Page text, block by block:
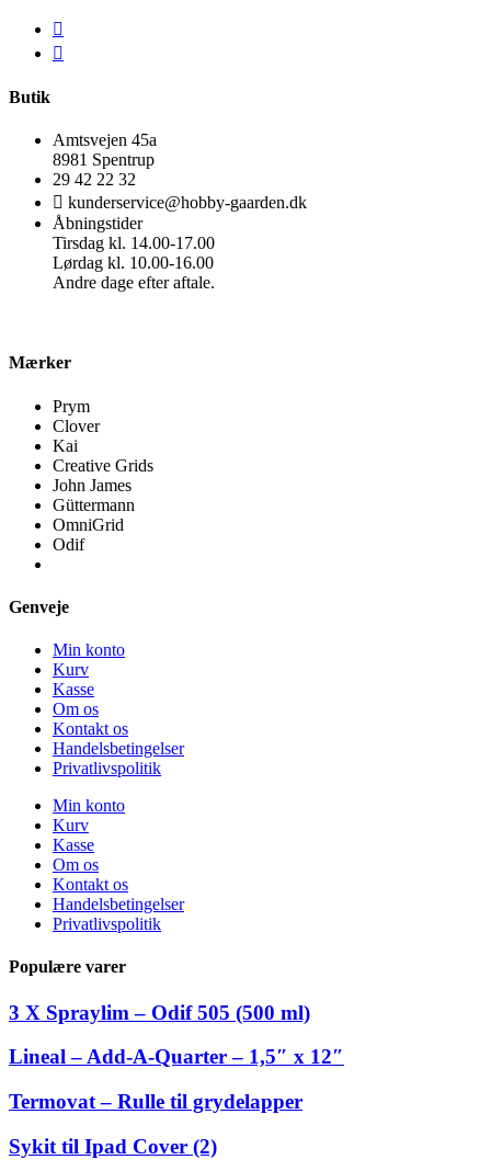
Butik
Amtsvejen 45a
8981 Spentrup
29 42 22 32
kunderservice@hobby-gaarden.dk
Åbningstider
Tirsdag kl. 14.00-17.00
Lørdag kl. 10.00-16.00
Andre dage efter aftale.
Mærker
Prym
Clover
Kai
Creative Grids
John James
Güttermann
OmniGrid
Odif
Genveje
Min konto
Kurv
Kasse
Om os
Kontakt os
Handelsbetingelser
Privatlivspolitik
Min konto
Kurv
Kasse
Om os
Kontakt os
Handelsbetingelser
Privatlivspolitik
Populære varer
3 X Spraylim – Odif 505 (500 ml)
Lineal – Add-A-Quarter – 1,5″ x 12″
Termovat – Rulle til grydelapper
Sykit til Ipad Cover (2)